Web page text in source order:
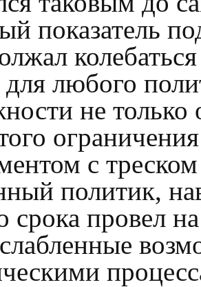
показатель
любого
не только
с
политик,
срока провел